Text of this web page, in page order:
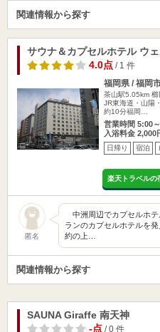
関連情報から探す
サウナ＆カプセルホテル ウ
4.0点/ 1 件
福岡県 / 福岡
茶山駅5.05km 櫛
JR東海道・山陽
約10分福岡…
営業時間 5:00
入浴料金 2,000
日帰り 宿泊
楽天トラベルの
匿名
中洲周辺でカプセルホテ
ランのカプセルホテルを
約の上…
関連情報から探す
SAUNA Giraffe 南天神
-点/ 0 件